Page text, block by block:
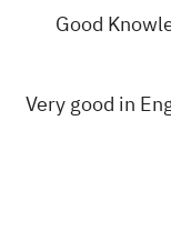
3-Good
4-Very good in